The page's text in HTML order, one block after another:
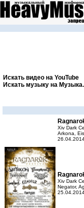
Искать видео на YouTube
Искать музыку на
Xiv Dark
Arkona,
Xiv Dark
Negator,